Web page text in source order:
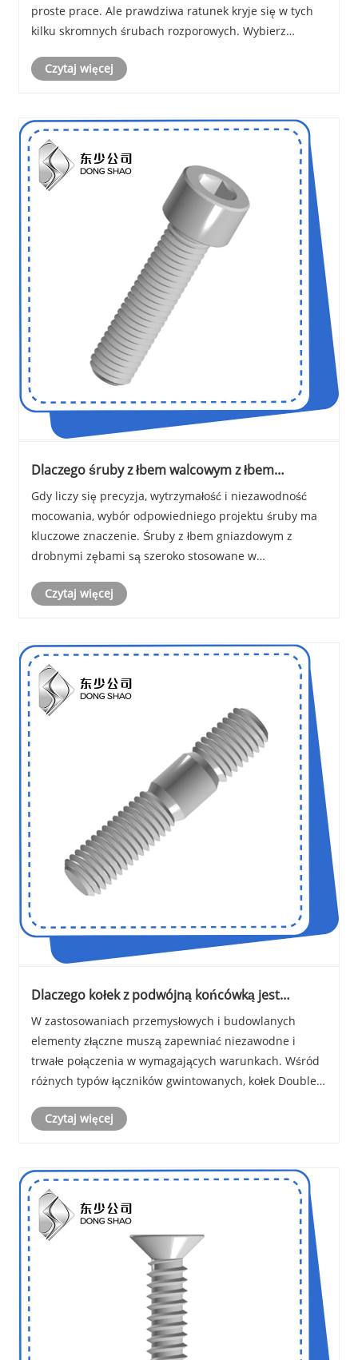
proste prace. Ale prawdziwa ratunek kryje się w tych
kilku skromnych śrubach rozporowych. Wybierz
pewnej nocy usłyszysz głuchy trzask, gdy elementy
Czytaj więcej
Dlaczego śruby z łbem walcowym z łbem
preferowanym wyborem w przypadku
zastosowań związanych z precyzyjnym
mocowaniem
Gdy liczy się precyzja, wytrzymałość i niezawodność
mocowania, wybór odpowiedniego projektu śruby ma
kluczowe znaczenie. Śruby z łbem gniazdowym z
drobnymi zębami są szeroko stosowane w
pozycjonowania, dużej siły mocowania i zwiększonej
Czytaj więcej
Dlaczego kołek z podwójną końcówką jest
zastosowaniach przemysłowych o dużej
wytrzymałości?
W zastosowaniach przemysłowych i budowlanych
elementy złączne muszą zapewniać niezawodne i
trwałe połączenia w wymagających warunkach. Wśród
różnych typów łączników gwintowanych, kołek Double
wytrzymałością. Dzięki gwintom na obu końcach łącznik
Czytaj więcej